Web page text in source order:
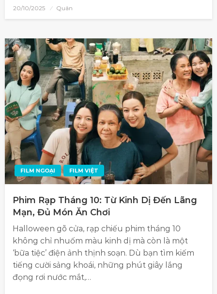
20/10/2025 Quân
FILM NGOẠI FILM VIỆT
Phim Rạp Tháng 10: Từ Kinh Dị Đến Lãng
Mạn, Đủ Món Ăn Chơi
Halloween gõ cửa, rạp chiếu phim tháng 10
không chỉ nhuốm màu kinh dị mà còn là một
‘bữa tiệc’ điện ảnh thịnh soạn. Dù bạn tìm kiếm
tiếng cười sảng khoái, những phút giây lắng
đọng rơi nước mắt,…